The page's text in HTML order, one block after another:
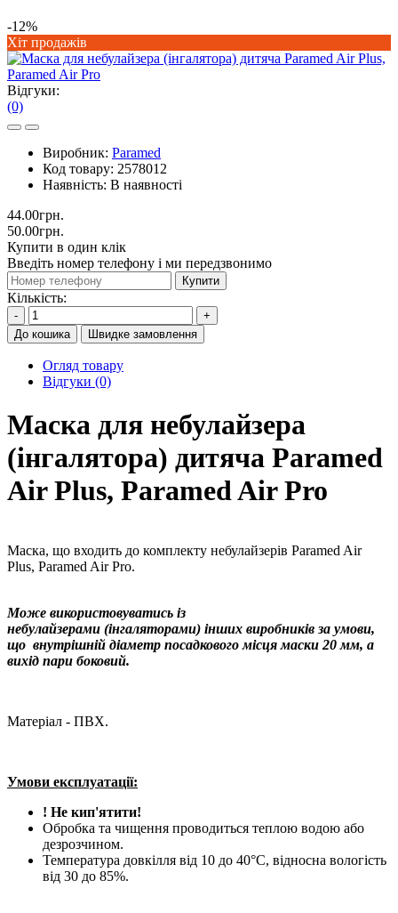
-12%
Хіт продажів
Відгуки:
(0)
Виробник: Paramed
Код товару: 2578012
Наявність: В наявності
44.00грн.
50.00грн.
Купити в один клік
Введіть номер телефону і ми передзвонимо
Купити
Кількість:
-
+
До кошика
Швидке замовлення
Огляд товару
Відгуки (0)
Маска для небулайзера
(інгалятора) дитяча Paramed
Air Plus, Paramed Air Pro
Маска, що входить до комплекту небулайзерів Paramed Air
Plus, Paramed Air Pro.
Може використовуватись із
небулайзерами (інгаляторами) інших виробників за умови,
що внутрішній діаметр посадкового місця маски 20 мм, а
вихід пари боковий.
Матеріал - ПВХ.
Умови експлуатації:
! Не кип'ятити!
Обробка та чищення проводиться теплою водою або
дезрозчином.
Температура довкілля від 10 до 40°С, відносна вологість
від 30 до 85%.